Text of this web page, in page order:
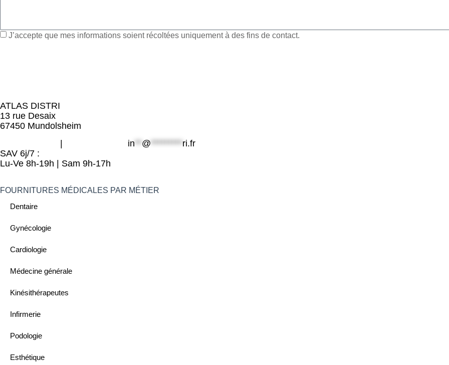
J’accepte que mes informations soient récoltées uniquement à des fins de contact.
ATLAS DISTRI
13 rue Desaix
67450 Mundolsheim
| in ** @ ********* ri.fr
SAV 6j/7 :
Lu-Ve 8h-19h | Sam 9h-17h
FOURNITURES MÉDICALES PAR MÉTIER
Dentaire
Gynécologie
Cardiologie
Médecine générale
Kinésithérapeutes
Infirmerie
Podologie
Esthétique